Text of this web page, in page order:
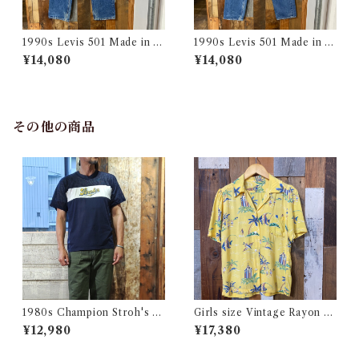
1990s Levis 501 Made in U
SA 実寸 w34 L31 / リーバイ
ス デニム パンツ アメリカ製
¥14,080
1990s Levis 501 Made in U
SA 実寸 w34 L32.5 / リーバ
イス デニム パンツ アメリカ製
¥14,080
その他の商品
1980s Champion Stroh's W
ater Print T-Shirt Size XL /
チャンピオン トリコ タグ 染み
¥12,980
Girls size Vintage Rayon H
awaiian Shirt / ガールズ サイ
ズ ヴィンテージ レーヨン ハワ
¥17,380